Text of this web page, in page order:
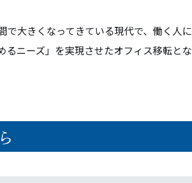
で大きくなってきている現代で、働く人
るニーズ」を実現させたオフィス移転と